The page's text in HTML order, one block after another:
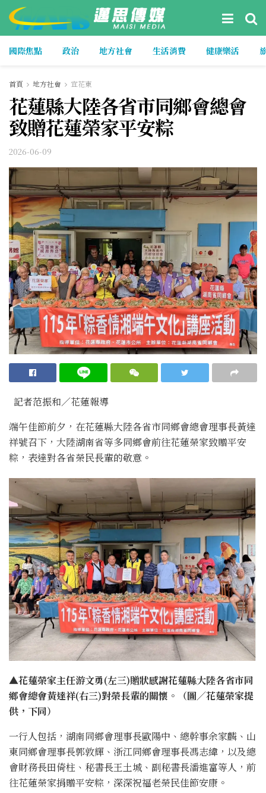
國際焦點 政治 地方社會 生活消費 健康樂活
首頁 地方社會 宜花東
花蓮縣大陸各省市同鄉會總會
致贈花蓮榮家平安粽
2026-06-09
記者范振和∕花蓮報導
端午佳節前夕，在花蓮縣大陸各省市同鄉會總會理事長黃達
祥號召下，大陸湖南省等多同鄉會前往花蓮榮家致贈平安
粽，表達對各省榮民長輩的敬意。
▲花蓮榮家主任游文勇(左三)贈狀感謝花蓮縣大陸各省市同
鄉會總會黃達祥(右三)對榮長輩的關懷。
（圖／花蓮榮家提
供，下同）
一行人包括，湖南同鄉會理事長歐陽中、總幹事余家麟、山
東同鄉會理事長郭敦輝、浙江同鄉會理事長馮志緯，以及總
會財務長田倚柱、秘書長王土城、副秘書長潘進富等人，前
往花蓮榮家捐贈平安粽，深深祝福老榮民佳節安康。